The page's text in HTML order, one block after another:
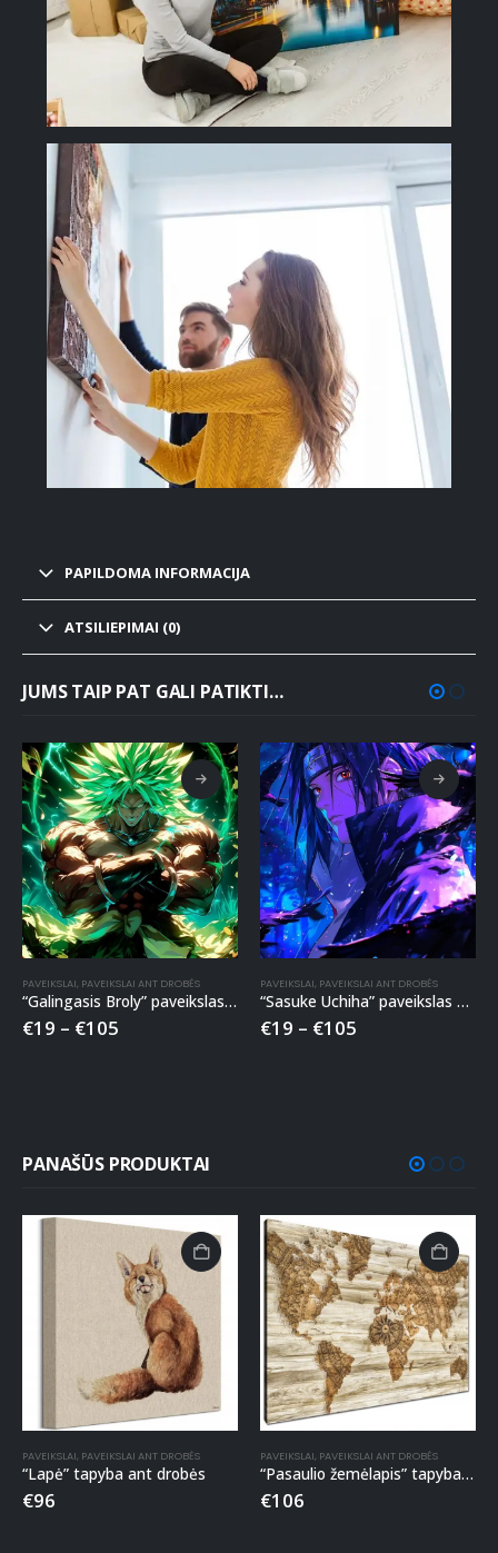
PAPILDOMA INFORMACIJA
ATSILIEPIMAI (0)
JUMS TAIP PAT GALI PATIKTI…
PAVEIKSLAI, PAVEIKSLAI ANT DROBĖS
“Galingasis Broly” paveikslas ant drobės
€19 – €105
PAVEIKSLAI, PAVEIKSLAI ANT DROBĖS
“Sasuke Uchiha” paveikslas ant drobės
€19 – €105
PANAŠŪS PRODUKTAI
PAVEIKSLAI, PAVEIKSLAI ANT DROBĖS
“Lapė” tapyba ant drobės
€96
PAVEIKSLAI, PAVEIKSLAI ANT DROBĖS
“Pasaulio žemėlapis” tapyba ant drobės
€106